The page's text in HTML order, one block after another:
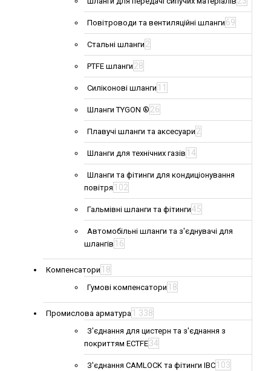
Повітроводи та вентиляційні шланги 69
Стальні шланги 2
PTFE шланги 28
Силіконові шланги 11
Шланги TYGON ® 26
Плавучі шланги та аксесуари 2
Шланги для технічних газів 14
Шланги та фітинги для кондиціонування
повітря 102
Гальмівні шланги та фітинги45
Автомобільні шланги та з'єднувачі для
шлангів 16
Компенсатори 18
Гумові компенсатори 18
Промислова арматура 1 338
З'єднання для цистерн та з'єднання з
покриттям ECTFE34
З'єднання CAMLOCK та фітинги IBC 103